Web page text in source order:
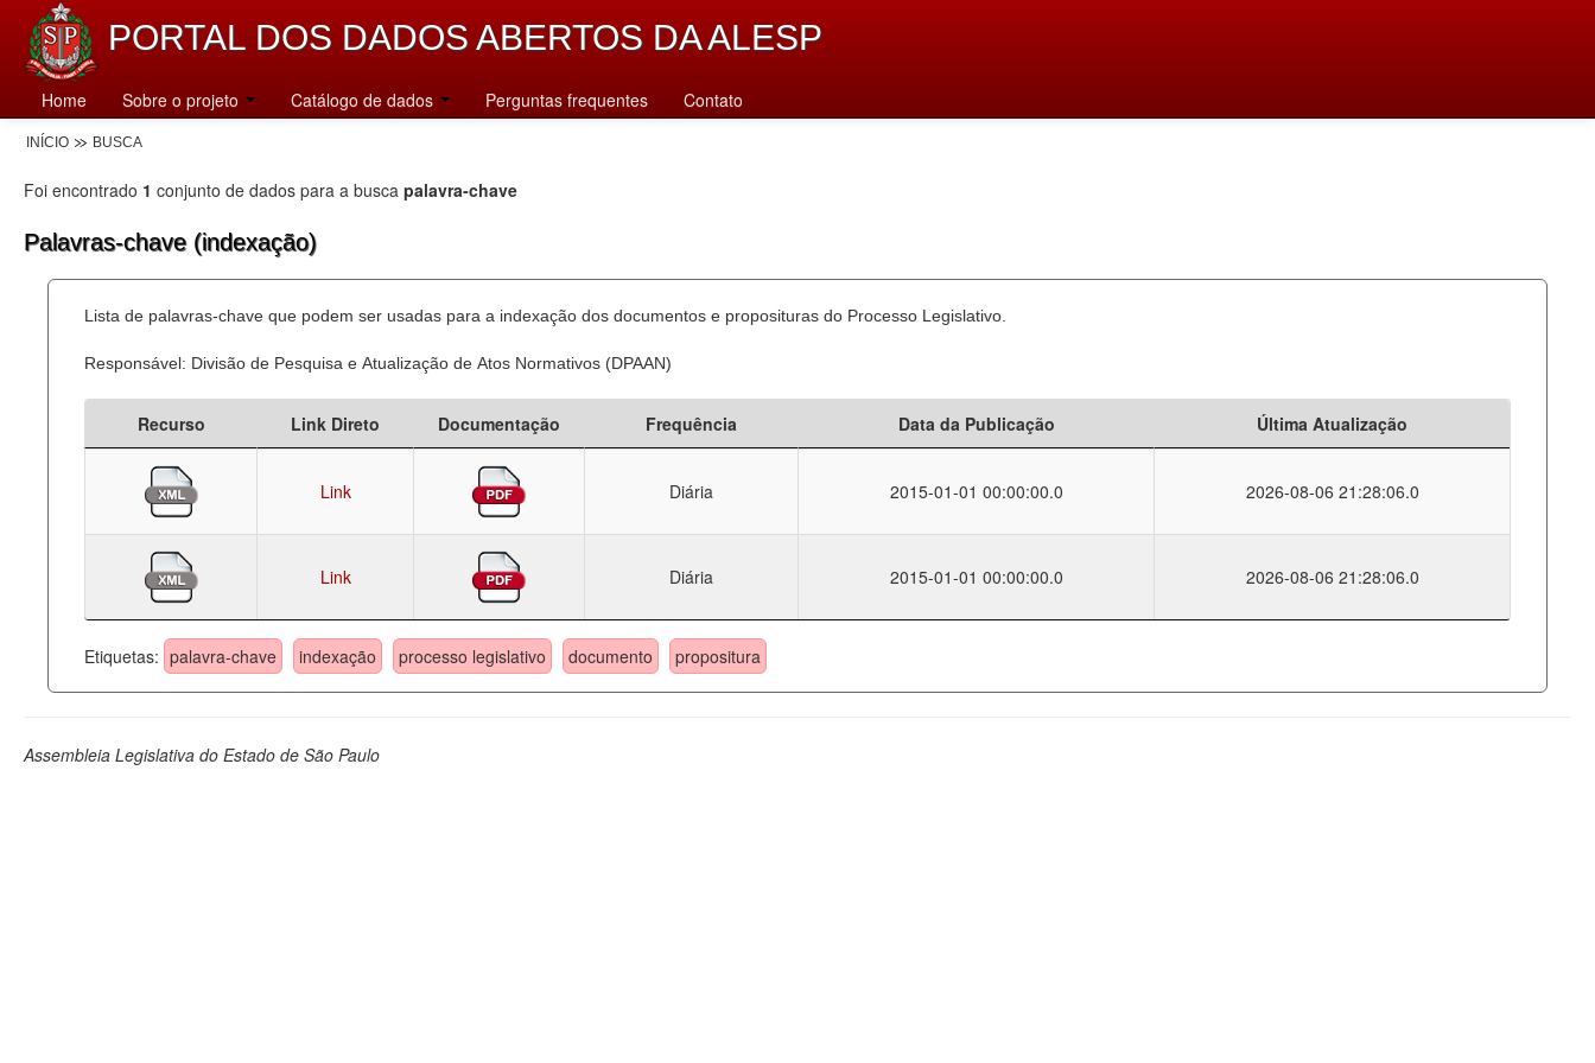
PORTAL DOS DADOS ABERTOS DA ALESP
Home Sobre o projeto Catálogo de dados Perguntas frequentes Contato
INÍCIO BUSCA
Foi encontrado 1 conjunto de dados para a busca palavra-chave
Palavras-chave (indexação)
Lista de palavras-chave que podem ser usadas para a indexação dos documentos e proposituras do Processo Legislativo.
Responsável: Divisão de Pesquisa e Atualização de Atos Normativos (DPAAN)
Recurso Link Direto Documentação Frequência Data da Publicação Última Atualização
Link Diária 2015-01-01 00:00:00.0 2026-08-06 21:28:06.0
Link Diária 2015-01-01 00:00:00.0 2026-08-06 21:28:06.0
Etiquetas: palavra-chave indexação processo legislativo documento propositura
Assembleia Legislativa do Estado de São Paulo